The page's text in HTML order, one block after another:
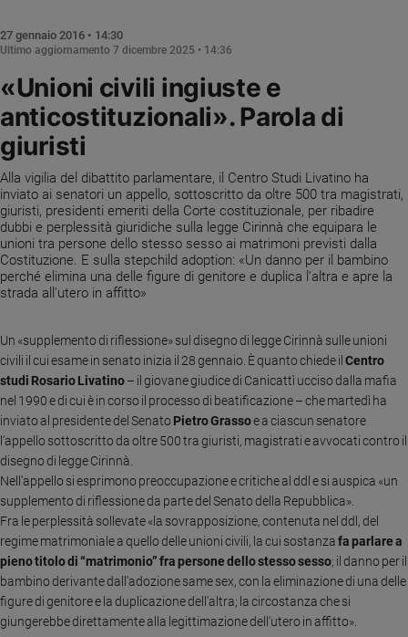
Chiesa
spiritualità
Santi
Devozione
e
fede
Parola
giorno
Santo
del
Società
e
valori
Ambiente
e
Creato
Volontariato
Diritti
Aziende
di
valore
settimana
«Unioni civili ingiuste e
anticostituzionali». Parola di
giuristi
Alla vigilia del dibattito parlamentare, il Centro Studi Livatino ha
inviato ai senatori un appello, sottoscritto da oltre 500 tra magistrati,
giuristi, presidenti emeriti della Corte costituzionale, per ribadire
dubbi e perplessità giuridiche sulla legge Cirinnà che equipara le
unioni tra persone dello stesso sesso ai matrimoni previsti dalla
Costituzione. E sulla stepchild adoption: «Un danno per il bambino
perché elimina una delle figure di genitore e duplica l’altra e apre la
strada all'utero in affitto»
27 gennaio 2016 • 14:30
Ultimo aggiornamento 7 dicembre 2025 • 14:36
Un «supplemento di riflessione» sul disegno di legge Cirinnà sulle unioni
civili il cui esame in senato inizia il 28 gennaio. È quanto chiede il Centro
studi Rosario Livatino– il giovane giudice di Canicattì ucciso dalla mafia
nel 1990 e di cui è in corso il processo di beatificazione – che martedì ha
inviato al presidente del Senato Pietro Grassoe a ciascun senatore
l’appello sottoscritto da oltre 500 tra giuristi, magistrati e avvocati contro il
disegno di legge Cirinnà.
Nell'appello si esprimono preoccupazione e critiche al ddl e si auspica «un
supplemento di riflessione da parte del Senato della Repubblica».
Fra le perplessità sollevate «la sovrapposizione, contenuta nel ddl, del
regime matrimoniale a quello delle unioni civili, la cui sostanzafa parlare a
pieno titolo di “matrimonio” fra persone dello stesso sesso; il danno per il
bambino derivante dall'adozione same sex, con la eliminazione di una delle
figure di genitore e la duplicazione dell'altra; la circostanza che si
giungerebbe direttamente alla legittimazione dell'utero in affitto».